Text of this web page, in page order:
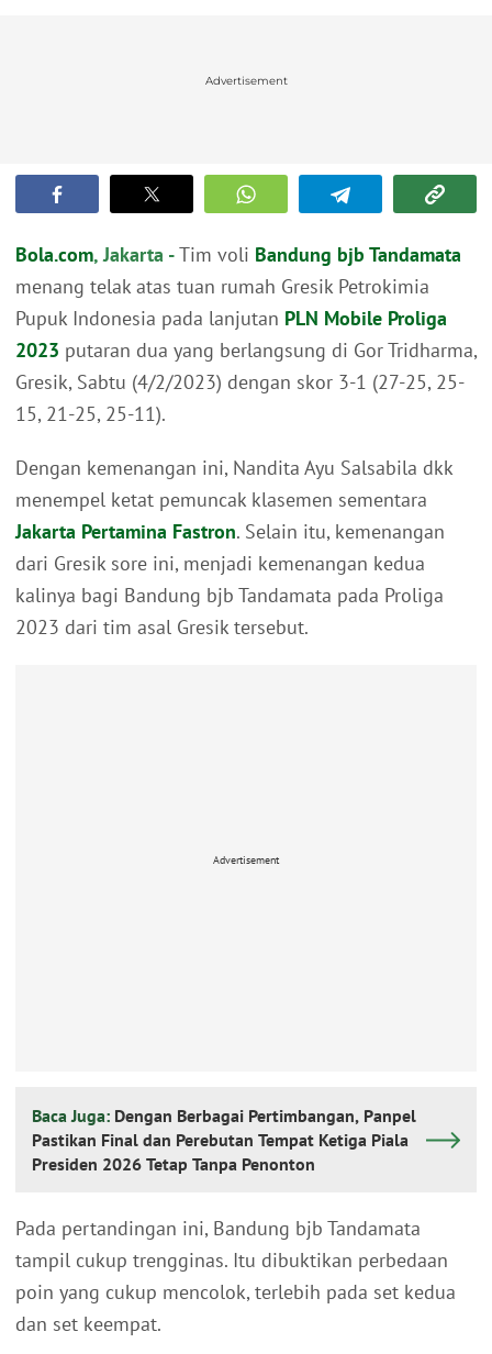
Advertisement
Bola.com, Jakarta -Tim voli Bandung bjb Tandamata
menang telak atas tuan rumah Gresik Petrokimia
Pupuk Indonesia pada lanjutan PLN Mobile Proliga
2023 putaran dua yang berlangsung di Gor Tridharma,
Gresik, Sabtu (4/2/2023) dengan skor 3-1 (27-25, 25-
15, 21-25, 25-11).
Dengan kemenangan ini, Nandita Ayu Salsabila dkk
menempel ketat pemuncak klasemen sementara
Jakarta Pertamina Fastron. Selain itu, kemenangan
dari Gresik sore ini, menjadi kemenangan kedua
kalinya bagi Bandung bjb Tandamata pada Proliga
2023 dari tim asal Gresik tersebut.
Advertisement
Baca Juga: Dengan Berbagai Pertimbangan, Panpel
Pastikan Final dan Perebutan Tempat Ketiga Piala
Presiden 2026 Tetap Tanpa Penonton
Pada pertandingan ini, Bandung bjb Tandamata
tampil cukup trengginas. Itu dibuktikan perbedaan
poin yang cukup mencolok, terlebih pada set kedua
dan set keempat.